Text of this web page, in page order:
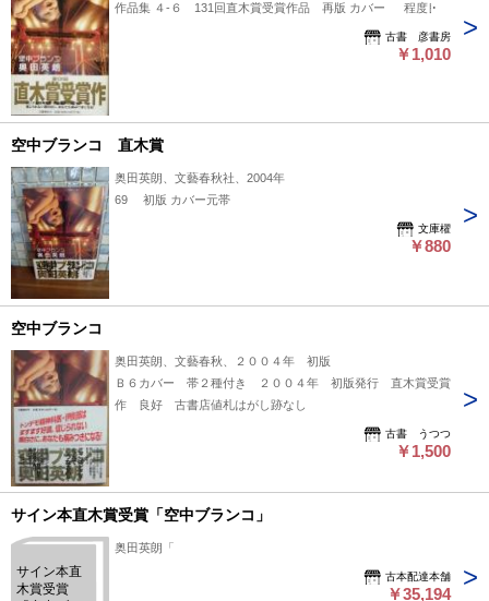
作品集 ４-６ 131回直木賞受賞作品 再版 カバー 程度良
古書 彦書房
￥1,010
空中ブランコ 直木賞
奥田英朗、文藝春秋社、2004年
69 初版 カバー元帯
文庫櫂
￥880
空中ブランコ
奥田英朗、文藝春秋、２００４年 初版
Ｂ６カバー 帯２種付き ２００４年 初版発行 直木賞受賞
作 良好 古書店値札はがし跡なし
古書 うつつ
￥1,500
サイン本直木賞受賞「空中ブランコ」
サイン本直
木賞受賞
奥田英朗「
古本配達本舗
￥35,194